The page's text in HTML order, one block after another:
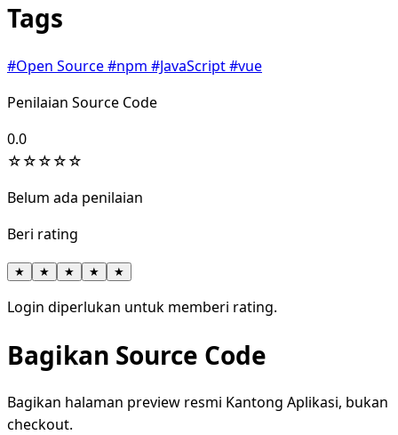
Tags
#Open Source#npm #JavaScript#vue
Penilaian Source Code
0.0
☆☆☆☆☆
Belum ada penilaian
Beri rating
★ ★ ★ ★ ★
Login diperlukan untuk memberi rating.
Bagikan Source Code
Bagikan halaman preview resmi Kantong Aplikasi, bukan
checkout.